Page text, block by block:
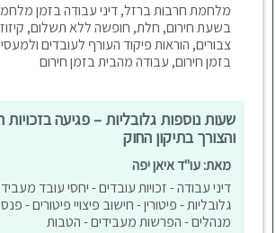
notarial services.
מלחמת חרבות ברזל, דיני עבודה בזמן
בשעת חירום, חלת, חופשה ללא תשלום,
צבורים, הוראות פיקוד העורף לעובדים
בזמן חירום, עבודה מהבית בזמן חירום
שעות נוספות גלובליות – פגיעה בזכויות
והצורך בתיקון החוק
מאת: עו"ד איאן יפה
דיני עבודה - זכויות עובדים - יחסי עובד
גלובליות - פיטורין - חישוב פיצויי פיטורים -
מנהלים - הפרשות מעבידים - הטבות